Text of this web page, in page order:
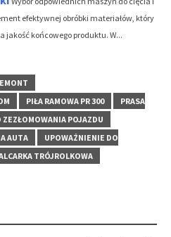
efektywnej obróbki materiałów, który
jakość końcowego produktu. W...
PIŁA RAMOWA PR 300
PRASA
POJAZDU
AUTA
UPOWAŻNIENIE DO
TRÓJROLKOWA